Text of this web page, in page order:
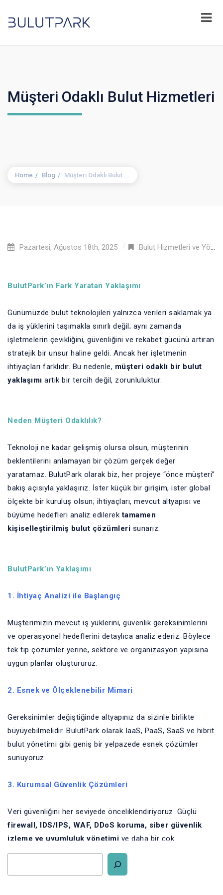
Müşteri Odaklı Bulut Hizmetleri
Home Blog Müşteri Odaklı Bulut ...
Pazartesi, Ağustos 18th, 2025 Bulut Hizmetleri ve Yönetimi
BulutPark’ın Fark Yaratan Yaklaşımı
Günümüzde bulut teknolojileri yalnızca verileri saklamak ya
da iş yüklerini taşımakla sınırlı değil; aynı zamanda
işletmelerin çevikliğini, güvenliğini ve rekabet gücünü artıran
stratejik bir unsur haline geldi. Ancak her işletmenin
ihtiyaçları farklıdır. Bu nedenle, müşteri odaklı bir bulut
yaklaşımı artık bir tercih değil, zorunluluktur.
Neden Müşteri Odaklılık?
Teknoloji ne kadar gelişmiş olursa olsun, müşterinin
beklentilerini anlamayan bir çözüm gerçek değer
yaratamaz. BulutPark olarak biz, her projeye “önce müşteri”
bakış açısıyla yaklaşırız. İster küçük bir girişim, ister global
ölçekte bir kuruluş olsun; ihtiyaçları, mevcut altyapısı ve
büyüme hedefleri analiz edilerektamamen
kişiselleştirilmiş bulut çözümleri sunarız.
BulutPark’ın Yaklaşımı
1. İhtiyaç Analizi ile Başlangıç
Müşterimizin mevcut iş yüklerini, güvenlik gereksinimlerini
ve operasyonel hedeflerini detaylıca analiz ederiz. Böylece
tek tip çözümler yerine, sektöre ve organizasyon yapısına
uygun planlar oluştururuz.
2. Esnek ve Ölçeklenebilir Mimari
Gereksinimler değiştiğinde altyapınız da sizinle birlikte
büyüyebilmelidir. BulutPark olarak IaaS, PaaS, SaaS ve hibrit
bulut yönetimi gibi geniş bir yelpazede esnek çözümler
sunuyoruz.
3. Kurumsal Güvenlik Çözümleri
Veri güvenliğini her seviyede önceliklendiriyoruz. Güçlü
firewall, IDS/IPS, WAF, DDoS koruma, siber güvenlik
izleme ve uyumluluk yönetimi ve daha bir çok
çözümleriyle verilerinizi koruma altına alıyoruz. Ayrıca
KVKK, GDPR, ISO 27001 gibi standartlara tam uyum